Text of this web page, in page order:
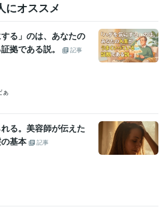
にオススメ
る」のは、あなたの
拠である説。
記事
ぁ
る。美容師が伝えた
基本
記事